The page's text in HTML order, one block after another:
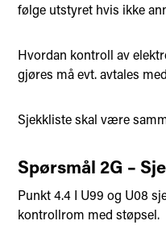
følge utstyret hvis ikke
Hvordan kontroll av
gjøres må evt. avtales
Sjekkliste skal være
Spørsmål 2G –
Punkt 4.4 I U99 og U08
kontrollrom med støpsel.